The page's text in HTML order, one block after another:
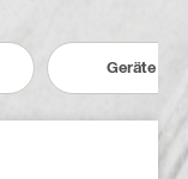
Geräte